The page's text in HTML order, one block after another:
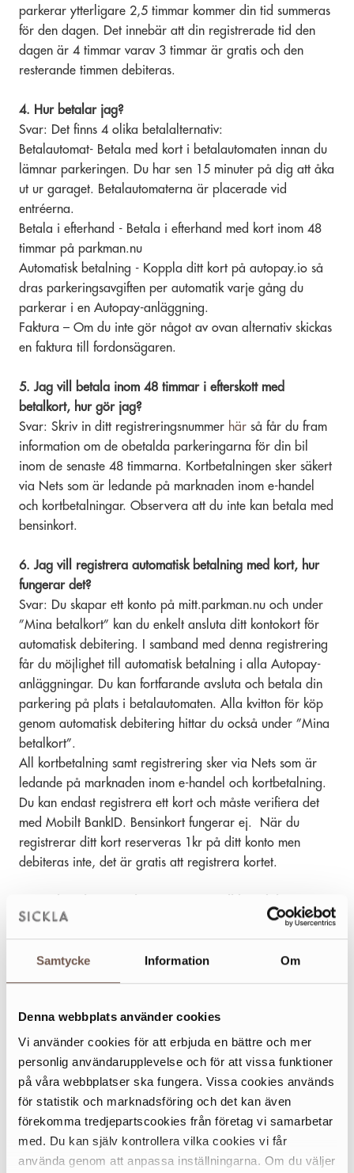
Samtycke Information Om
Denna webbplats använder cookies
Vi använder cookies för att erbjuda en bättre och mer
personlig användarupplevelse och för att vissa funktioner
på våra webbplatser ska fungera. Vissa cookies används
för statistik och marknadsföring och det kan även
förekomma tredjepartscookies från företag vi samarbetar
med. Du kan själv kontrollera vilka cookies vi får
använda genom att anpassa inställningarna. Om du väljer
parkerar ytterligare 2,5 timmar kommer din tid summeras
för den dagen. Det innebär att din registrerade tid den
dagen är 4 timmar varav 3 timmar är gratis och den
resterande timmen debiteras.
4. Hur betalar jag?
Svar: Det finns 4 olika betalalternativ:
Betalautomat- Betala med kort i betalautomaten innan du
lämnar parkeringen. Du har sen 15 minuter på dig att åka
ut ur garaget. Betalautomaterna är placerade vid
entréerna.
Betala i efterhand - Betala i efterhand med kort inom 48
timmar på parkman.nu
Automatisk betalning - Koppla ditt kort på autopay.io så
dras parkeringsavgiften per automatik varje gång du
parkerar i en Autopay-anläggning.
Faktura – Om du inte gör något av ovan alternativ skickas
en faktura till fordonsägaren.
5. Jag vill betala inom 48 timmar i efterskott med
betalkort, hur gör jag?
Svar: Skriv in ditt registreringsnummer här så får du fram
information om de obetalda parkeringarna för din bil
inom de senaste 48 timmarna. Kortbetalningen sker säkert
via Nets som är ledande på marknaden inom e-handel
och kortbetalningar. Observera att du inte kan betala med
bensinkort.
6. Jag vill registrera automatisk betalning med kort, hur
fungerar det?
Svar: Du skapar ett konto på mitt.parkman.nu och under
”Mina betalkort” kan du enkelt ansluta ditt kontokort för
automatisk debitering. I samband med denna registrering
får du möjlighet till automatisk betalning i alla Autopay-
anläggningar. Du kan fortfarande avsluta och betala din
parkering på plats i betalautomaten. Alla kvitton för köp
genom automatisk debitering hittar du också under ”Mina
betalkort”.
All kortbetalning samt registrering sker via Nets som är
ledande på marknaden inom e-handel och kortbetalning.
Du kan endast registrera ett kort och måste verifiera det
med Mobilt BankID. Bensinkort fungerar ej. När du
registrerar ditt kort reserveras 1kr på ditt konto men
debiteras inte, det är gratis att registrera kortet.
Svar: Om du byter bil är det viktigt att du tar bort det
registreringsnumret från ditt registrerade konto och
uppdaterar med ett nytt. Annars kommer du att fortsatt bli
debiterad för den bilens parkeringskostnader om du har
under mitt.parkman.nu och ”Mina bilar”.
8. Hur fungerar det om jag har en företagsbil?
Svar: Om du har en företagsbil där företaget står för alla
dina bilkostnader kan du registrera ditt företagskort
påautopay.iooch alla parkeringsavgifter dras automatiskt
från det registrerade kortet varje gång du parkerar i
garaget.